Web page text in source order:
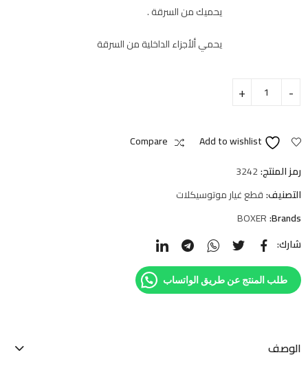
يحميك من السرقة .
يحمي ألأجزاء الداخلية من السرقة
Add to wishlist
Compare
رمز المنتج:3242
التصنيف:قطع غيار موتوسيكلات
Brands:
BOXER
شارك:
طلب المنتج عن طريق الواتساب
الوصف